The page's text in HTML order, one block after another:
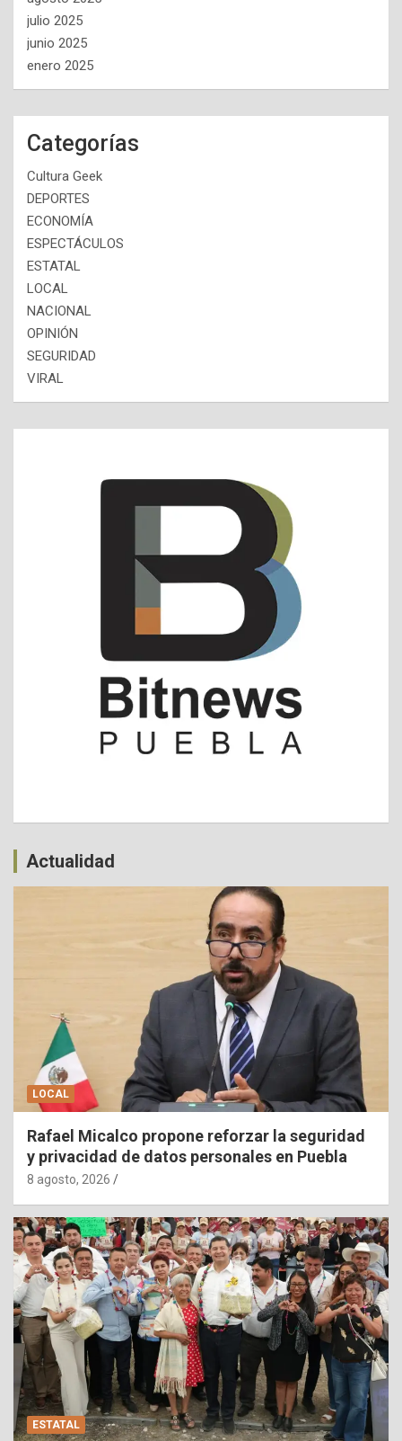
julio 2025
junio 2025
enero 2025
Categorías
Cultura Geek
DEPORTES
ECONOMÍA
ESPECTÁCULOS
ESTATAL
LOCAL
NACIONAL
OPINIÓN
SEGURIDAD
VIRAL
Actualidad
LOCAL
Rafael Micalco propone reforzar la seguridad
y privacidad de datos personales en Puebla
8 agosto, 2026
ESTATAL